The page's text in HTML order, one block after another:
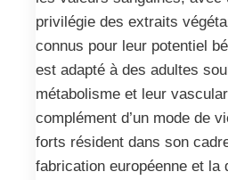
privilégie des extraits
connus pour leur potentiel
est adapté à des adultes
métabolisme et leur
complément d’un mode de
forts résident dans son
fabrication européenne et la